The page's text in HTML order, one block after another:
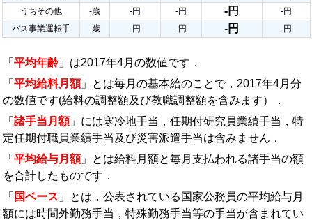
うちその他
-歳 -円 -円 -円
-円
バス事業運転手
-歳 -円 -円 -円 -円
「 平均年齢 」は2017年4月の数値です．
「 平均給料月額」とは毎月の基本給のことで，2017年4月分
の数値です(給料の調整額及び教職調整額を含みます）．
「 諸手当月額」には寒冷地手当，任期付研究員業績手当，特
定任期付職員業績手当及び災害派遣手当は含みません．
「 平均給与月額」とは給料月額と毎月支払われる諸手当の額
を合計したものです．
「 国ベース 」とは，公表されている国家公務員の平均給与月
額には時間外勤務手当，特殊勤務手当等の手当が含まれてい